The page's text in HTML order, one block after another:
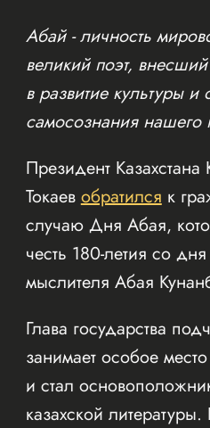
Абай - личность
великий поэт,
в развитие культуры и
самосознания нашего
Президент
Токаевобратилсяк
случаю Дня Абая,
честь 180-летия со
мыслителя Абая
Глава государства
занимает особое
и стал
казахской